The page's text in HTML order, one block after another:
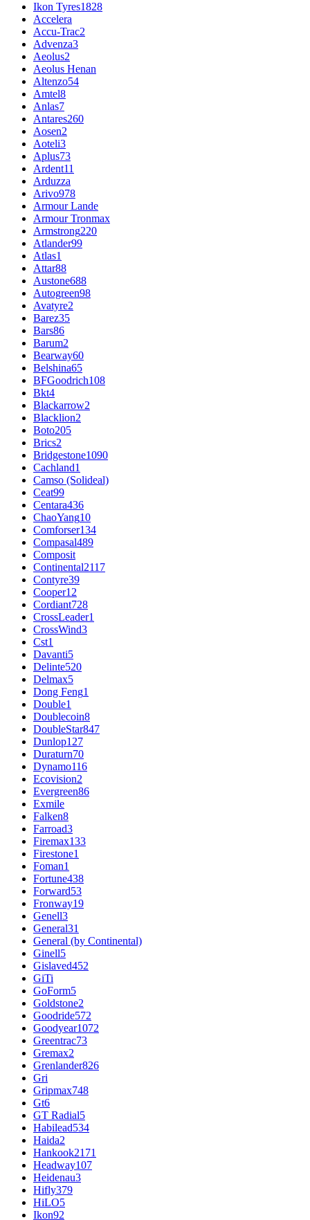
Ikon Tyres1828
Accelera
Accu-Trac2
Advenza3
Aeolus2
Aeolus Henan
Altenzo54
Amtel8
Anlas7
Antares260
Aosen2
Aoteli3
Aplus73
Ardent11
Arduzza
Arivo978
Armour Lande
Armour Tronmax
Armstrong220
Atlander99
Atlas1
Attar88
Austone688
Autogreen98
Avatyre2
Barez35
Bars86
Barum2
Bearway60
Belshina65
BFGoodrich108
Bkt4
Blackarrow2
Blacklion2
Boto205
Brics2
Bridgestone1090
Cachland1
Camso (Solideal)
Ceat99
Centara436
ChaoYang10
Comforser134
Compasal489
Composit
Continental2117
Contyre39
Cooper12
Cordiant728
CrossLeader1
CrossWind3
Cst1
Davanti5
Delinte520
Delmax5
Dong Feng1
Double1
Doublecoin8
DoubleStar847
Dunlop127
Duraturn70
Dynamo116
Ecovision2
Evergreen86
Exmile
Falken8
Farroad3
Firemax133
Firestone1
Foman1
Fortune438
Forward53
Fronway19
Genell3
General31
General (by Continental)
Ginell5
Gislaved452
GiTi
GoForm5
Goldstone2
Goodride572
Goodyear1072
Greentrac73
Gremax2
Grenlander826
Gri
Gripmax748
Gt6
GT Radial5
Habilead534
Haida2
Hankook2171
Headway107
Heidenau3
Hifly379
HiLO5
Ikon92